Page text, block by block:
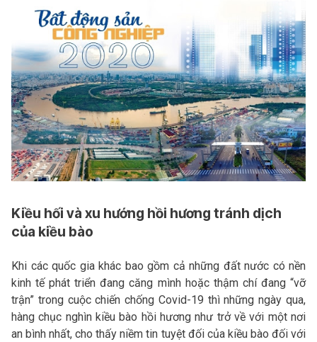
Kiều hối và xu hướng hồi hương tránh dịch
của kiều bào
Khi các quốc gia khác bao gồm cả những đất nước có nền
kinh tế phát triển đang căng mình hoặc thậm chí đang “vỡ
trận” trong cuộc chiến chống Covid-19 thì những ngày qua,
hàng chục nghìn kiều bào hồi hương như trở về với một nơi
an bình nhất, cho thấy niềm tin tuyệt đối của kiều bào đối với